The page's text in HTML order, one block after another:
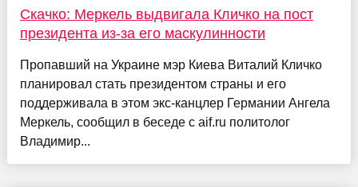
Скачко: Меркель выдвигала Кличко на пост
президента из-за его маскулинности
Пропавший на Украине мэр Киева Виталий Кличко
планировал стать президентом страны и его
поддерживала в этом экс-канцлер Германии Ангела
Меркель, сообщил в беседе с aif.ru политолог
Владимир...